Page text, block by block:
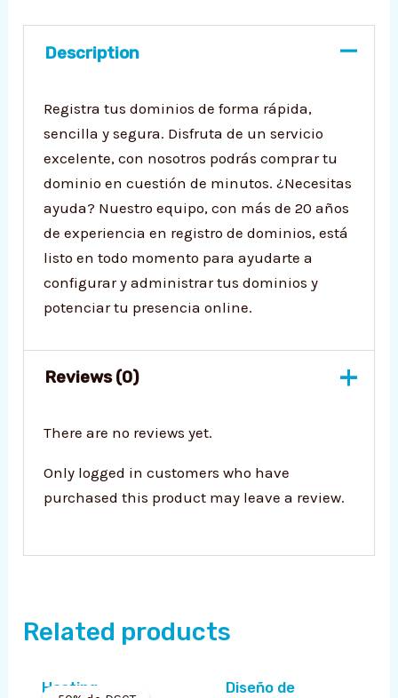
Description
Registra tus dominios de forma rápida,
sencilla y segura. Disfruta de un servicio
excelente, con nosotros podrás comprar tu
dominio en cuestión de minutos. ¿Necesitas
ayuda? Nuestro equipo, con más de 20 años
de experiencia en registro de dominios, está
listo en todo momento para ayudarte a
configurar y administrar tus dominios y
potenciar tu presencia online.
Reviews (0)
There are no reviews yet.
Only logged in customers who have
purchased this product may leave a review.
Related products
Hosting Diseño de